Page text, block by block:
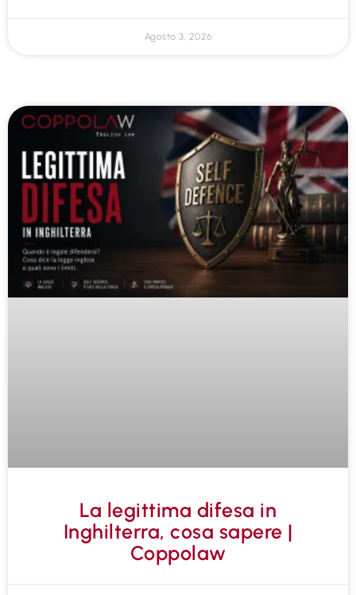
Agosto 3, 2026
La legittima difesa in
Inghilterra, cosa sapere |
Coppolaw